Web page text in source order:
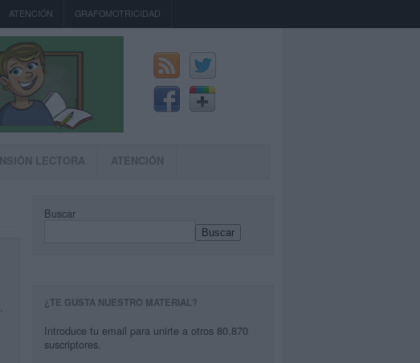
ATENCIÓN GRAFOMOTRICIDAD
LECTORA ATENCIÓN
Buscar
Buscar
¿TE GUSTA NUESTRO MATERIAL?
Introduce tu email para unirte a otros 80.870
suscriptores.